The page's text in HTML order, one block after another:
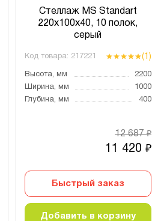
Стеллаж MS Standart
220х100х40, 10 полок,
серый
Код товара: 217221 (1)
Высота, мм
2200
Ширина, мм
1000
Глубина, мм
400
11 420 ₽
12 687₽
Быстрый заказ
Добавить в корзину